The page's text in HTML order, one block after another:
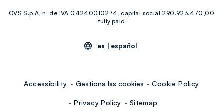
Youtube Linkedin
OVS S.p.A, n. de IVA 04240010274, capital social 290.923.470,00
fully paid
es | español
Accessibility Gestiona las cookies Cookie Policy
Privacy Policy Sitemap